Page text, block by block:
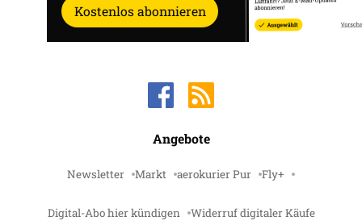
Kostenlos abonnieren
Angebote
Newsletter Markt aerokurier Pur Fly+
Digital-Abo hier kündigen Widerruf digitaler Käufe